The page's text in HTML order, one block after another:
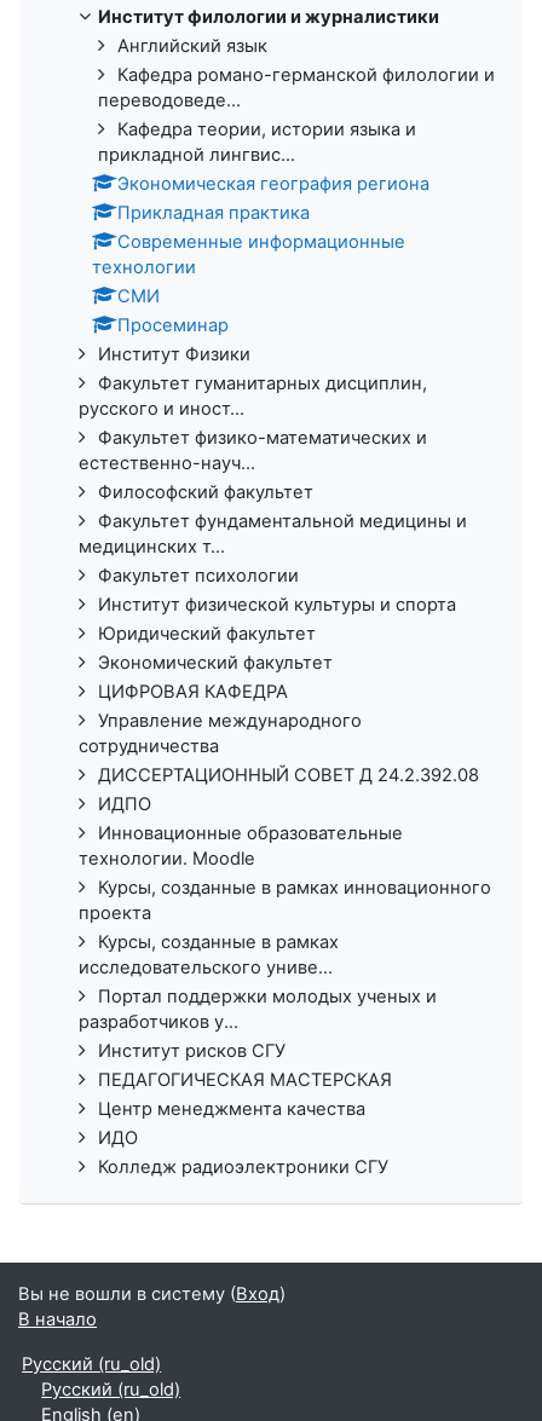
Институт филологии и журналистики
Английский язык
Кафедра романо-германской филологии и
переводоведе...
Кафедра теории, истории языка и
прикладной лингвис...
Экономическая география региона
Прикладная практика
Современные информационные
технологии
СМИ
Просеминар
Институт Физики
Факультет гуманитарных дисциплин,
русского и иност...
Факультет физико-математических и
естественно-науч...
Философский факультет
Факультет фундаментальной медицины и
медицинских т...
Факультет психологии
Институт физической культуры и спорта
Юридический факультет
Экономический факультет
ЦИФРОВАЯ КАФЕДРА
Управление международного
сотрудничества
ДИССЕРТАЦИОННЫЙ СОВЕТ Д 24.2.392.08
ИДПО
Инновационные образовательные
технологии. Moodle
Курсы, созданные в рамках инновационного
проекта
Курсы, созданные в рамках
исследовательского униве...
Портал поддержки молодых ученых и
разработчиков у...
Институт рисков СГУ
ПЕДАГОГИЧЕСКАЯ МАСТЕРСКАЯ
Центр менеджмента качества
ИДО
Колледж радиоэлектроники СГУ
Вы не вошли в систему (Вход)
В начало
Русский ‎(ru_old)‎
Русский ‎(ru_old)‎
English ‎(en)‎